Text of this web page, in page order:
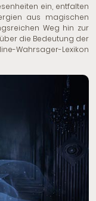
ein, entfalten
aus magischen
Weg hin zur
die Bedeutung der
Wahrsager-Lexikon